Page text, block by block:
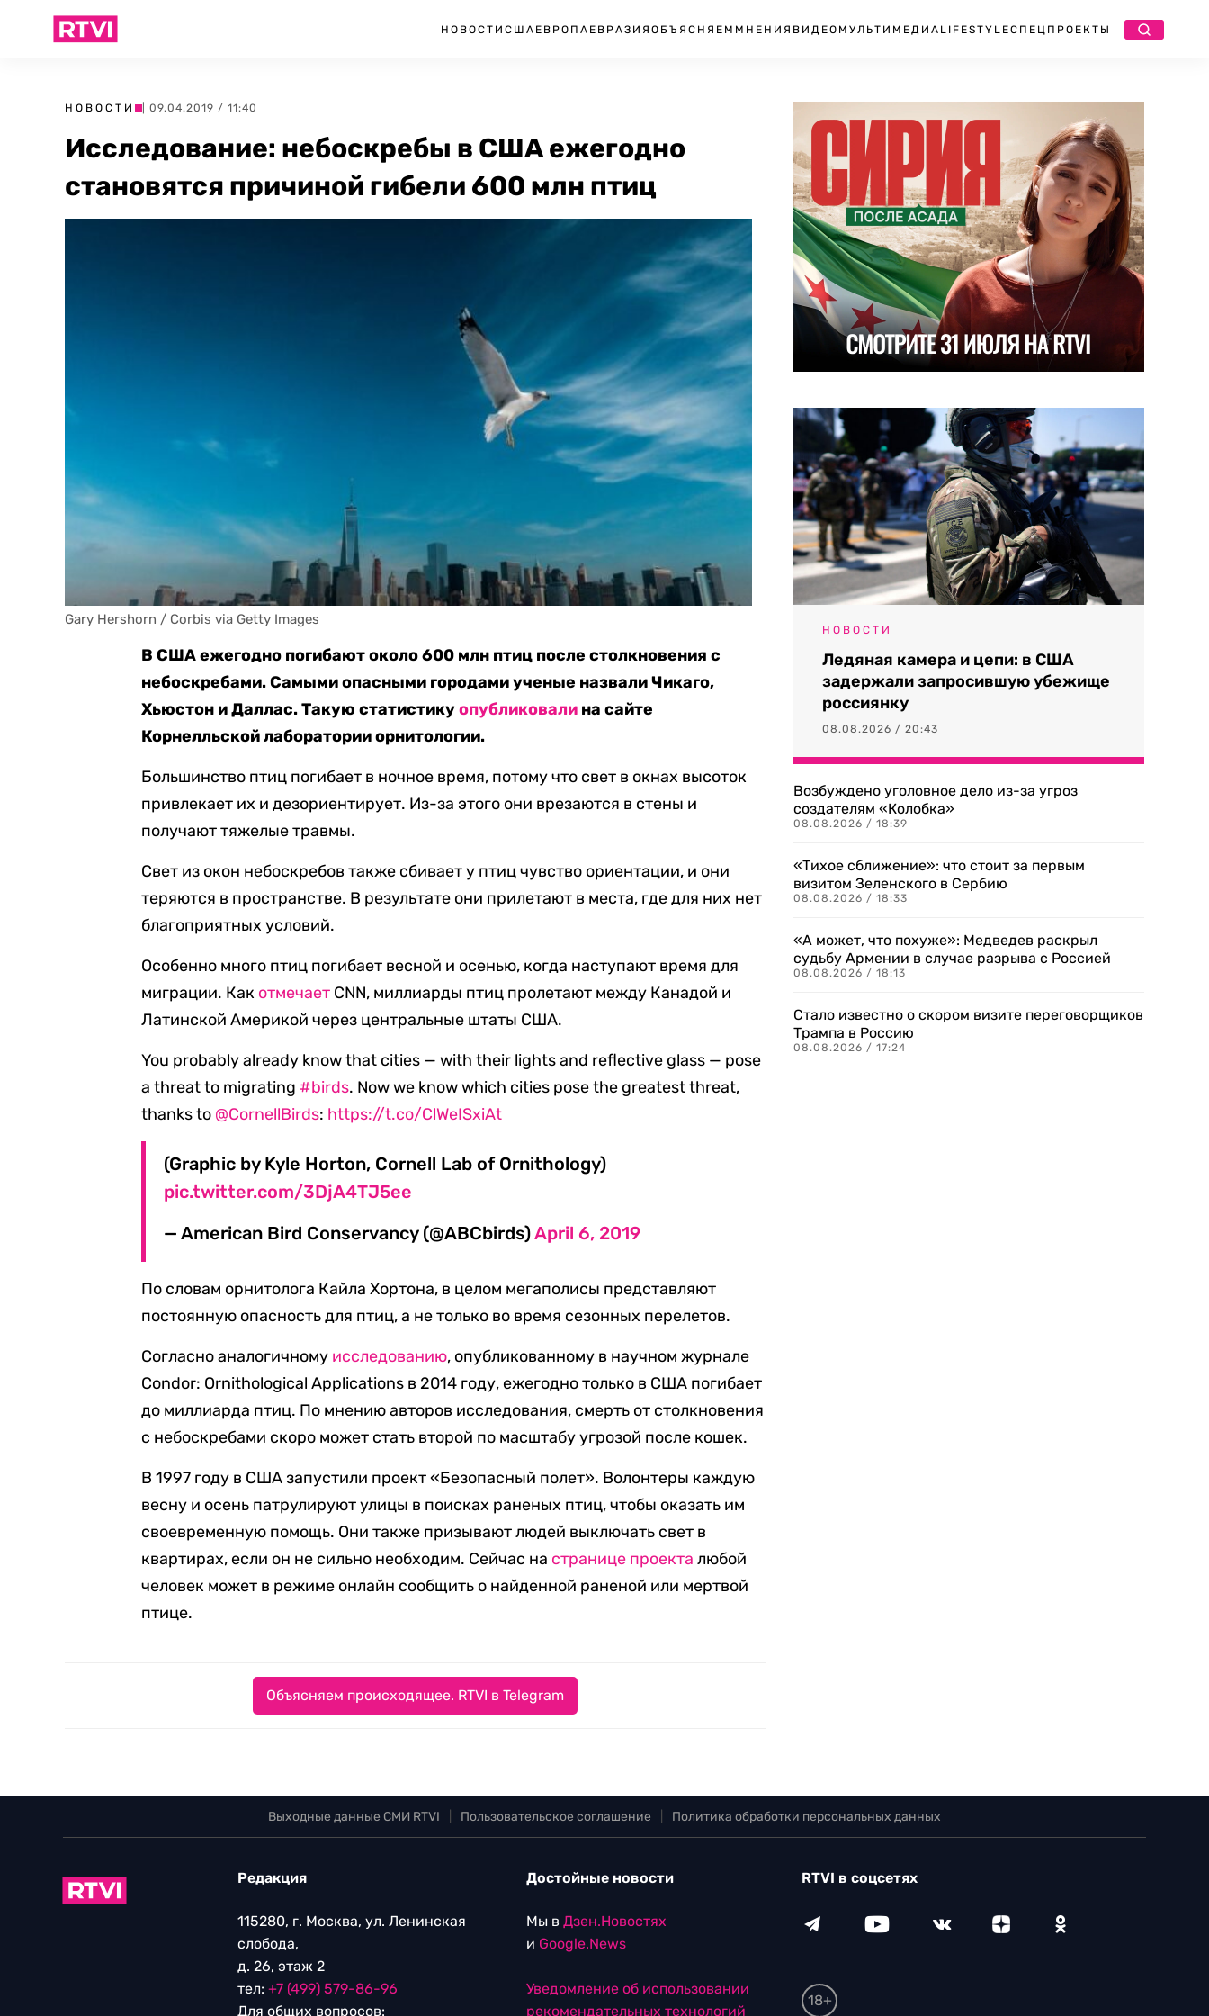
НОВОСТИ США ЕВРОПА ЕВРАЗИЯ ОБЪЯСНЯЕМ МНЕНИЯ ВИДЕО МУЛЬТИМЕДИА LIFESTYLEСПЕЦПРОЕКТЫ
НОВОСТИ | 09.04.2019 / 11:40
Исследование: небоскребы в США ежегодно
становятся причиной гибели 600 млн птиц
Gary Hershorn / Corbis via Getty Images
В США ежегодно погибают около 600 млн птиц после столкновения с
небоскребами. Самыми опасными городами ученые назвали Чикаго,
Хьюстон и Даллас. Такую статистикуопубликовали на сайте
Корнелльской лаборатории орнитологии.
Большинство птиц погибает в ночное время, потому что свет в окнах высоток
привлекает их и дезориентирует. Из-за этого они врезаются в стены и
получают тяжелые травмы.
Свет из окон небоскребов также сбивает у птиц чувство ориентации, и они
теряются в пространстве. В результате они прилетают в места, где для них нет
благоприятных условий.
Особенно много птиц погибает весной и осенью, когда наступают время для
миграции. Как отмечает CNN, миллиарды птиц пролетают между Канадой и
Латинской Америкой через центральные штаты США.
You probably already know that cities — with their lights and reflective glass — pose
a threat to migrating #birds. Now we know which cities pose the greatest threat,
thanks to @CornellBirds: https://t.co/ClWeISxiAt
(Graphic by Kyle Horton, Cornell Lab of Ornithology)
pic.twitter.com/3DjA4TJ5ee
— American Bird Conservancy (@ABCbirds)April 6, 2019
По словам орнитолога Кайла Хортона, в целом мегаполисы представляют
постоянную опасность для птиц, а не только во время сезонных перелетов.
Согласно аналогичному исследованию, опубликованному в научном журнале
Condor: Ornithological Applications в 2014 году, ежегодно только в США погибает
до миллиарда птиц. По мнению авторов исследования, смерть от столкновения
с небоскребами скоро может стать второй по масштабу угрозой после кошек.
В 1997 году в США запустили проект «Безопасный полет». Волонтеры каждую
весну и осень патрулируют улицы в поисках раненых птиц, чтобы оказать им
своевременную помощь. Они также призывают людей выключать свет в
квартирах, если он не сильно необходим. Сейчас на странице проекта любой
человек может в режиме онлайн сообщить о найденной раненой или мертвой
птице.
Объясняем происходящее. RTVI в Telegram
НОВОСТИ
Ледяная камера и цепи: в США
задержали запросившую убежище
россиянку
08.08.2026 / 20:43
Возбуждено уголовное дело из-за угроз
создателям «Колобка»
08.08.2026 / 18:39
«Тихое сближение»: что стоит за первым
визитом Зеленского в Сербию
08.08.2026 / 18:33
«А может, что похуже»: Медведев раскрыл
судьбу Армении в случае разрыва с Россией
08.08.2026 / 18:13
Стало известно о скором визите переговорщиков
Трампа в Россию
08.08.2026 / 17:24
Выходные данные СМИ RTVI Пользовательское соглашение Политика обработки персональных данных
Редакция
115280, г. Москва, ул. Ленинская
слобода,
д. 26, этаж 2
тел: +7 (499) 579-86-96
Для общих вопросов:
Достойные новости
Мы в Дзен.Новостях
и Google.News
Уведомление об использовании
рекомендательных технологий
RTVI в соцсетях
18+